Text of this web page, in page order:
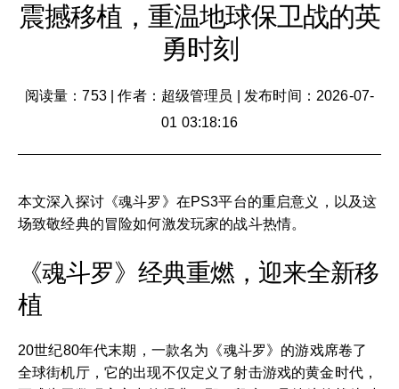
震撼移植，重温地球保卫战的英
勇时刻
阅读量：753|作者：超级管理员
发布时间：2026-07-
01 03:18:16
本文深入探讨《魂斗罗》在PS3平台的重启意义，以及这
场致敬经典的冒险如何激发玩家的战斗热情。
《魂斗罗》经典重燃，迎来全新移
植
20世纪80年代末期，一款名为《魂斗罗》的游戏席卷了
全球街机厅，它的出现不仅定义了射击游戏的黄金时代，